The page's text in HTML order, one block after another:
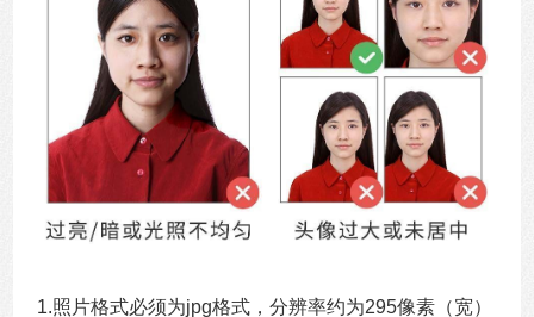
1.照片格式必须为jpg格式，分辨率约为295像素（宽）